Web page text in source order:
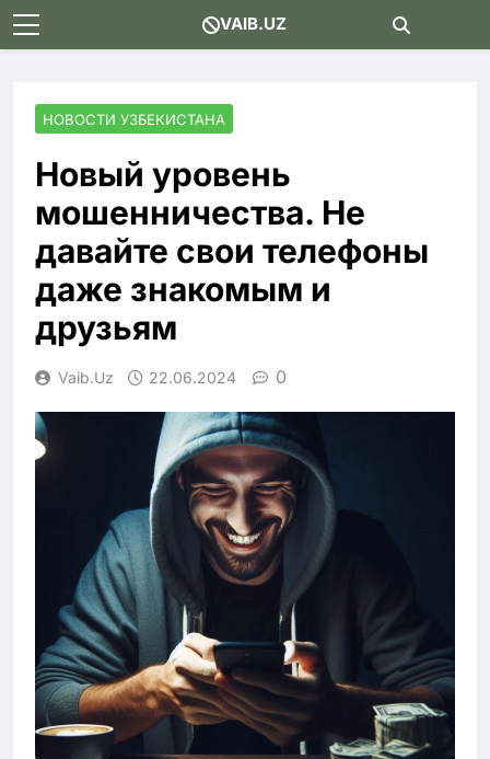
Skip
to
VAIB.UZ
НОВОСТИ УЗБЕКИСТАНА
Новый уровень
мошенничества. Не
давайте свои телефоны
даже знакомым и
друзьям
Vaib.uz 22.06.2024 0